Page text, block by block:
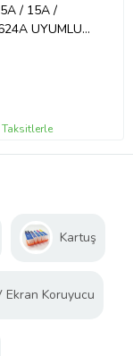
UYUMLU
Kartuş
Ekran Koruyucu